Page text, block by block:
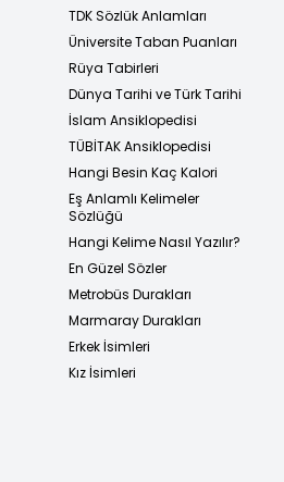
TDK Sözlük Anlamları
Üniversite Taban Puanları
Rüya Tabirleri
Dünya Tarihi ve Türk Tarihi
İslam Ansiklopedisi
TÜBİTAK Ansiklopedisi
Hangi Besin Kaç Kalori
Eş Anlamlı Kelimeler
Sözlüğü
Hangi Kelime Nasıl Yazılır?
En Güzel Sözler
Metrobüs Durakları
Marmaray Durakları
Erkek İsimleri
Kız İsimleri